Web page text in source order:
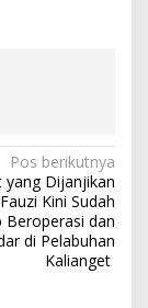
Pos berikutnya
yang Dijanjikan
Kini Sudah
Beroperasi dan
di Pelabuhan
Kalianget